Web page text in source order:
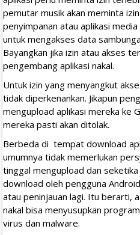
pemutar musik akan meminta
penyimpanan atau aplikasi
untuk mengakses data
Bayangkan jika izin atau akses
pengembang aplikasi nakal.
Untuk izin yang menyangkut
tidak diperkenankan. Jikapun
mengupload aplikasi mereka ke
mereka pasti akan ditolak.
Berbeda di tempat download
umumnya tidak memerlukan
tinggal mengupload dan
download oleh pengguna
atau peninjauan lagi. Itu berarti,
nakal bisa menyusupkan
virus dan malware.